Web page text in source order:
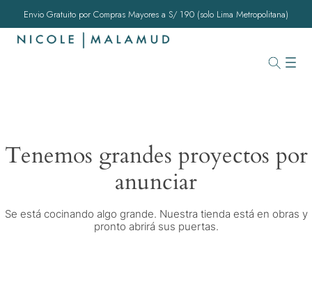
Envio Gratuito por Compras Mayores a S/ 190 (solo Lima Metropolitana)
Tenemos grandes proyectos por
anunciar
Se está cocinando algo grande. Nuestra tienda está en obras y
pronto abrirá sus puertas.